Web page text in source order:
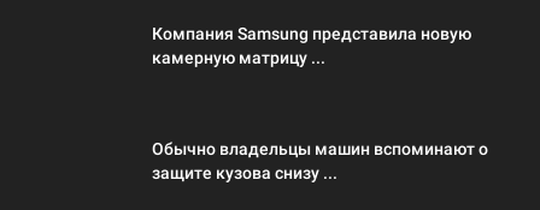
Компания Samsung представила новую
камерную матрицу ...
Обычно владельцы машин вспоминают о
защите кузова снизу ...